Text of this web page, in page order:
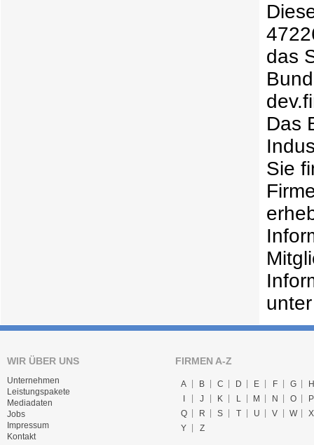
das
Das
Sie
WIR ÜBER UNS
Unternehmen
Leistungspakete
Mediadaten
Jobs
Impressum
Kontakt
FIRMEN A-Z
A B C D E F G
H
I
J K L M N O
P
Q
R S T U V W
X
Y
Z